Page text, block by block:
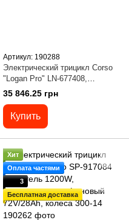
Артикул: 190288
Электрический трицикл Corso
"Logan Pro" LN-677408,
двигатель 1200W, аккумулятор
72V/28Ah, колеса 300-10
35 846.25 грн
Купить
Хит
Оплата частями
3
Бесплатная доставка